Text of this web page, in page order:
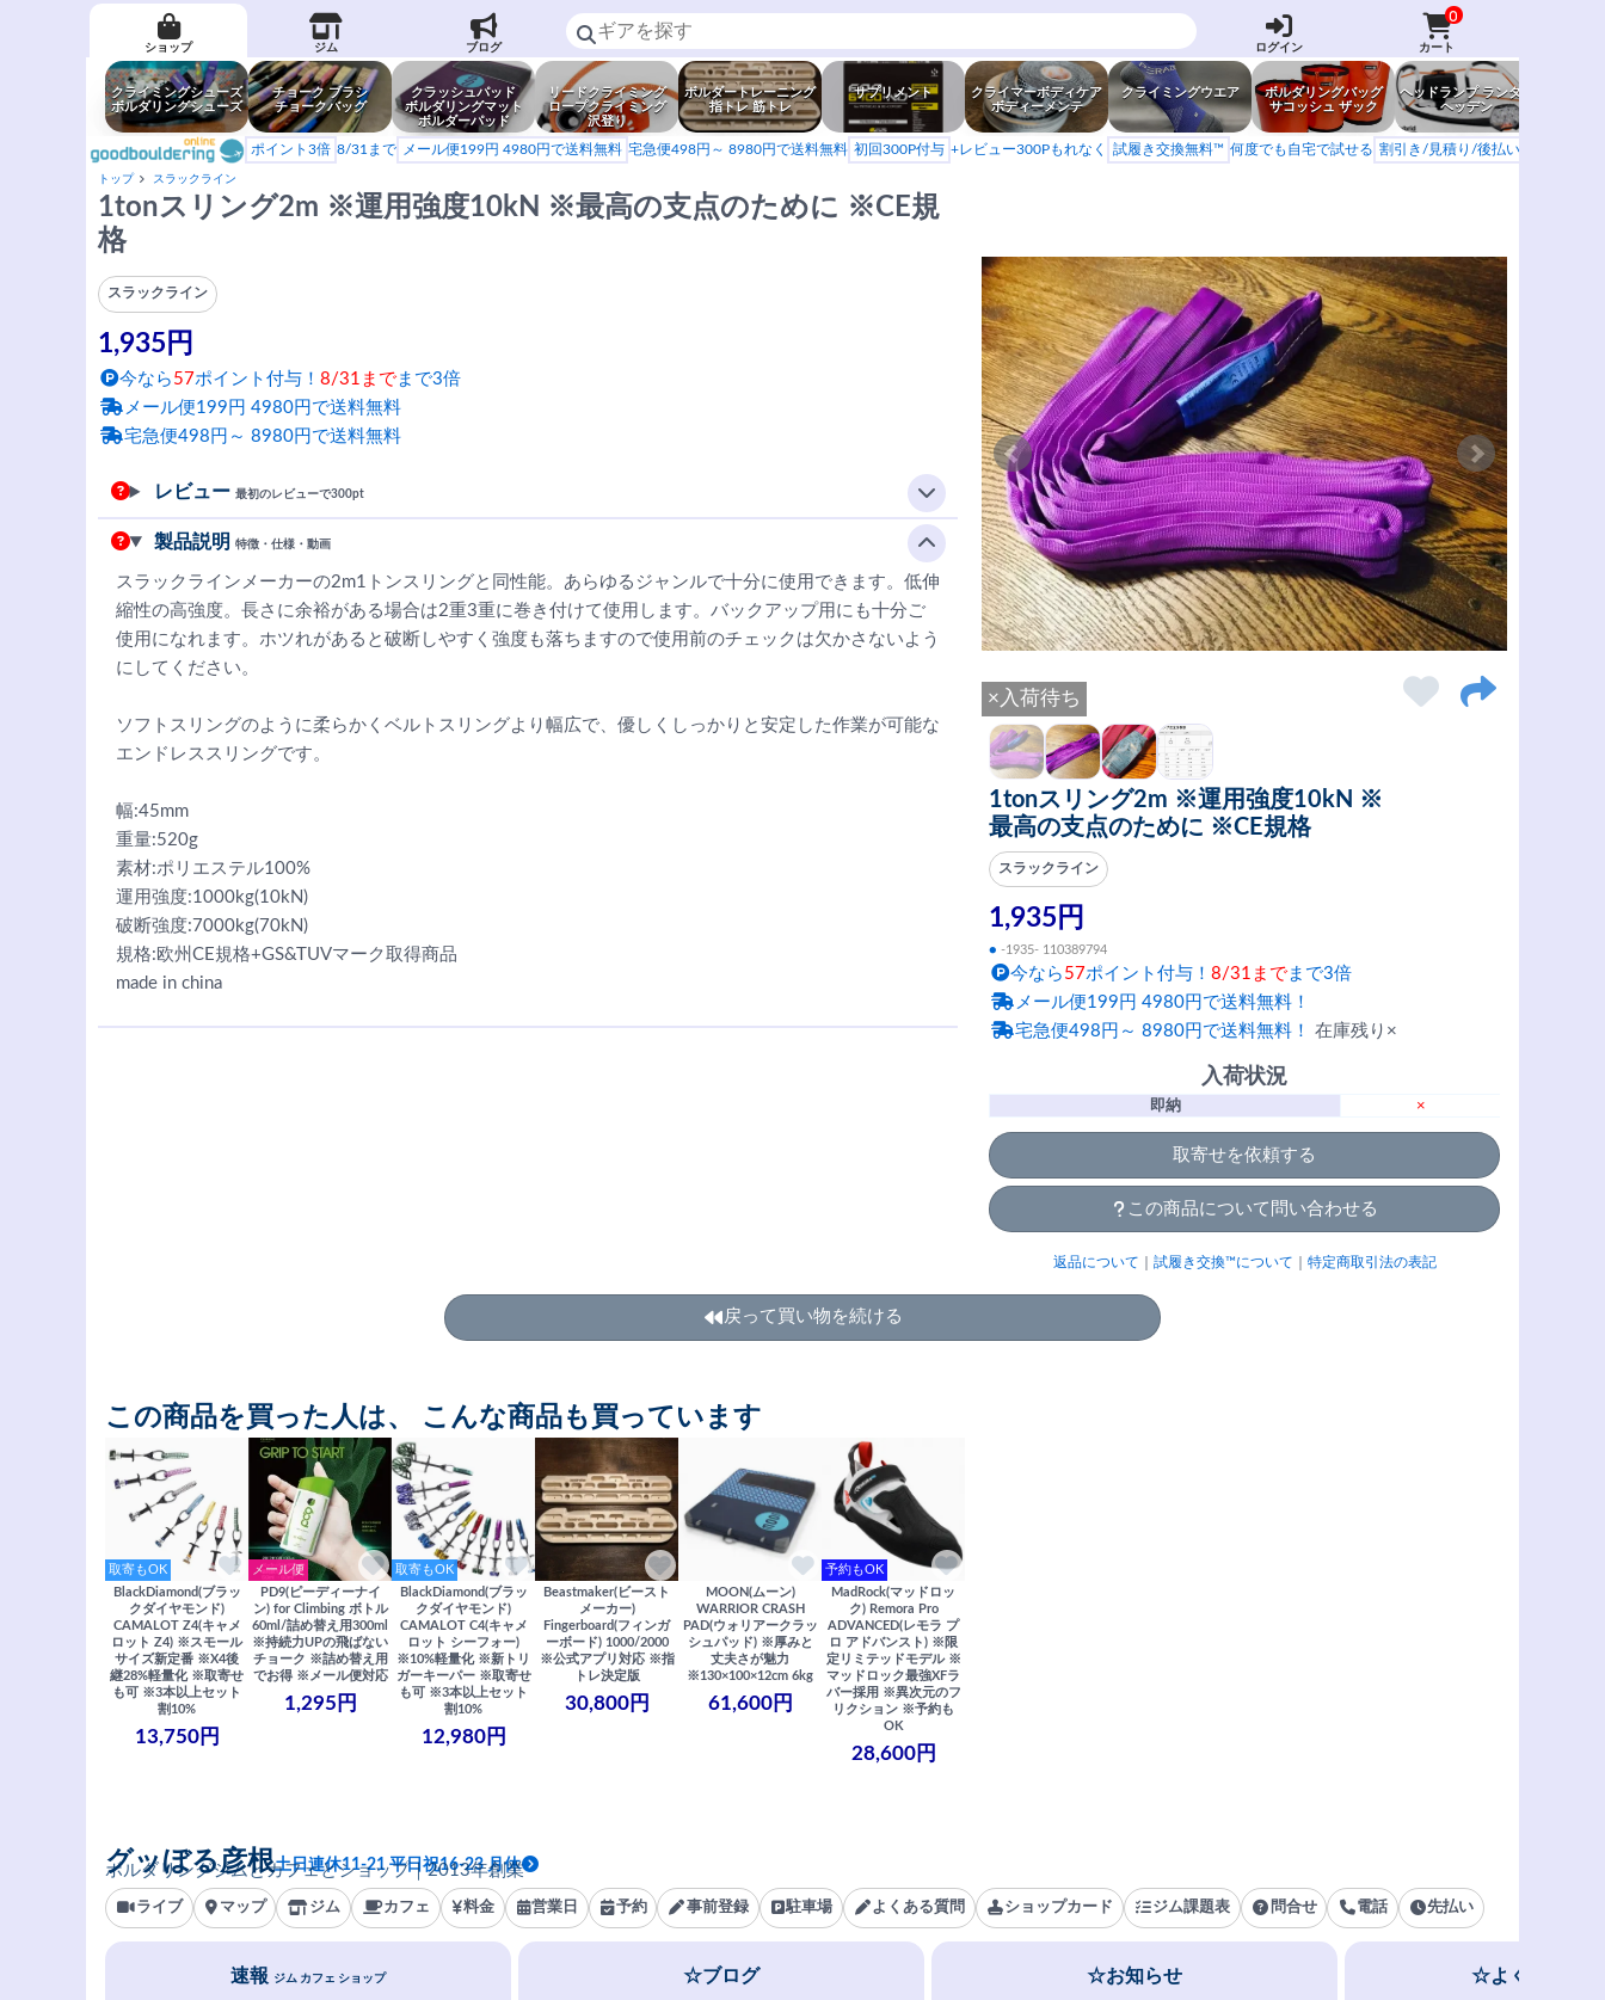
ショップ ジム ブログ ログイン
0
カート
クライミングシューズ
ボルダリングシューズ
チョーク ブラシ
チョークバッグ
クラッシュパッド
ボルダリングマット
ボルダーパッド
リードクライミング
ロープクライミング
沢登り
ボルダートレーニング
指トレ 筋トレ
サプリメント
クライマーボディケア
ボディーメンテ
クライミングウエア
ボルダリングバッグ
サコッシュ ザック
ヘッドランプ ランタン
ヘッデン
ポイント3倍 8/31まで メール便199円 4980円で送料無料 宅急便498円～ 8980円で送料無料 初回300P付与 +レビュー300Pもれなく 試履き交換無料™ 何度でも自宅で試せる 割引き/見積り/後払い
トップ スラックライン
×入荷待ち
1tonスリング2m ※運用強度10kN ※
最高の支点のために ※CE規格
スラックライン
1,935円
● -1935- 110389794
今なら 57ポイント付与！ 8/31まで まで3倍
メール便199円 4980円で送料無料！
宅急便498円～ 8980円で送料無料！ 在庫残り×
入荷状況
即納 ×
取寄せを依頼する
この商品について問い合わせる
返品について 試履き交換™について 特定商取引法の表記
1tonスリング2m ※運用強度10kN ※最高の支点のために ※CE規
格
スラックライン
1,935円
今なら 57ポイント付与！ 8/31まで まで3倍
メール便199円 4980円で送料無料
宅急便498円～ 8980円で送料無料
レビュー 最初のレビューで300pt
製品説明 特徴・仕様・動画
スラックラインメーカーの2m1トンスリングと同性能。あらゆるジャンルで十分に使用できます。低伸
縮性の高強度。長さに余裕がある場合は2重3重に巻き付けて使用します。バックアップ用にも十分ご
使用になれます。ホツれがあると破断しやすく強度も落ちますので使用前のチェックは欠かさないよう
にしてください。
ソフトスリングのように柔らかくベルトスリングより幅広で、優しくしっかりと安定した作業が可能な
エンドレススリングです。
幅:45mm
重量:520g
素材:ポリエステル100%
運用強度:1000kg(10kN)
破断強度:7000kg(70kN)
規格:欧州CE規格+GS&TUVマーク取得商品
made in china
戻って買い物を続ける
この商品を買った人は、 こんな商品も買っています
取寄もOK
BlackDiamond(ブラッ
クダイヤモンド)
CAMALOT Z4(キャメ
ロット Z4) ※スモール
サイズ新定番 ※X4後
継28%軽量化 ※取寄せ
も可 ※3本以上セット
割10%
13,750円
メール便
PD9(ピーディーナイ
ン) for Climbing ボトル
60ml/詰め替え用300ml
※持続力UPの飛ばない
チョーク ※詰め替え用
でお得 ※メール便対応
1,295円
取寄もOK
BlackDiamond(ブラッ
クダイヤモンド)
CAMALOT C4(キャメ
ロット シーフォー)
※10%軽量化 ※新トリ
ガーキーパー ※取寄せ
も可 ※3本以上セット
割10%
12,980円
Beastmaker(ビースト
メーカー)
Fingerboard(フィンガ
ーボード) 1000/2000
※公式アプリ対応 ※指
トレ決定版
30,800円
MOON(ムーン)
WARRIOR CRASH
PAD(ウォリアークラッ
シュパッド) ※厚みと
丈夫さが魅力
※130×100×12cm 6kg
61,600円
予約もOK
MadRock(マッドロッ
ク) Remora Pro
ADVANCED(レモラ プ
ロ アドバンスト) ※限
定リミテッドモデル ※
マッドロック最強XFラ
バー採用 ※異次元のフ
リクション ※予約も
OK
28,600円
ボルダリングジムとカフェとショップ｜2013年創業
グッぼる彦根土日連休11-21 平日祝16-23 月休
ライブ マップ ジム カフェ 料金 営業日 予約 事前登録 駐車場 よくある質問 ショップカード ジム課題表 問合せ 電話 先払い
速報 ジム カフェ ショップ ☆ブログ ☆お知らせ ☆よくある質